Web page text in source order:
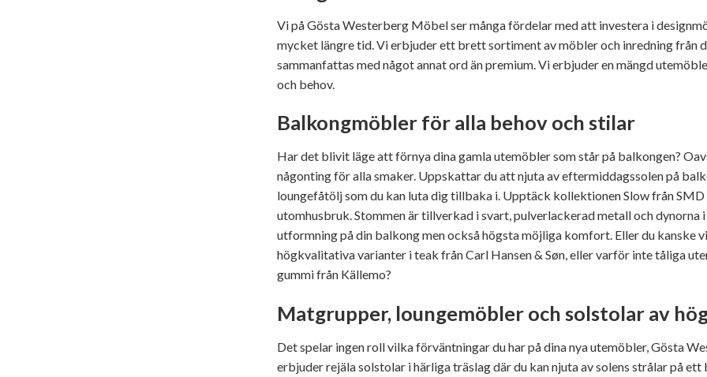
Vi på Gösta Westerberg Möbel ser många fördelar med att investera i
mycket längre tid. Vi erbjuder ett brett sortiment av möbler och inredning från
sammanfattas med något annat ord än premium. Vi erbjuder en mängd
och behov.
Balkongmöbler för alla behov och stilar
Har det blivit läge att förnya dina gamla utemöbler som står på balkongen?
någonting för alla smaker. Uppskattar du att njuta av eftermiddagssolen på
loungefåtölj som du kan luta dig tillbaka i. Upptäck kollektionen Slow från
utomhusbruk. Stommen är tillverkad i svart, pulverlackerad metall och
utformning på din balkong men också högsta möjliga komfort. Eller du kanske
högkvalitativa varianter i teak från Carl Hansen & Søn, eller varför inte tåliga
gummi från Källemo?
Matgrupper, loungemöbler och solstolar av
Det spelar ingen roll vilka förväntningar du har på dina nya utemöbler, Gösta
erbjuder rejäla solstolar i härliga träslag där du kan njuta av solens strålar på